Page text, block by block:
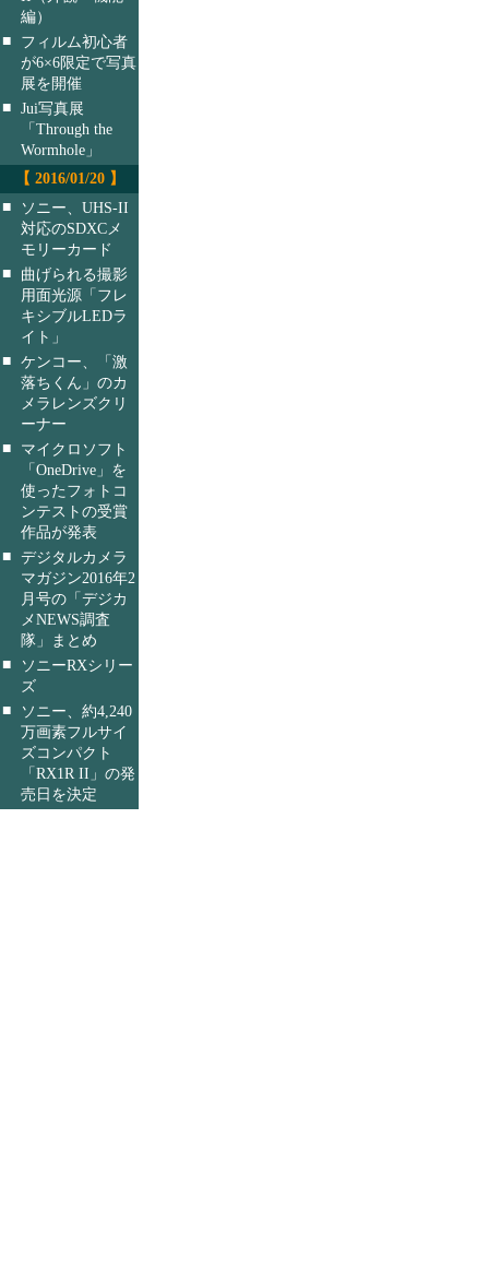
編）
■
フィルム初心者
が6×6限定で写真
展を開催
■ Jui写真展
「Through the
Wormhole」
【 2016/01/20 】
■
ソニー、UHS-II
対応のSDXCメ
モリーカード
■
曲げられる撮影
用面光源「フレ
キシブルLEDラ
イト」
■ ケンコー、「激
落ちくん」のカ
メラレンズクリ
ーナー
■
マイクロソフト
「OneDrive」を
使ったフォトコ
ンテストの受賞
作品が発表
■ デジタルカメラ
マガジン2016年2
月号の「デジカ
メNEWS調査
隊」まとめ
■
ソニーRXシリー
ズ
■
ソニー、約4,240
万画素フルサイ
ズコンパクト
「RX1R II」の発
売日を決定